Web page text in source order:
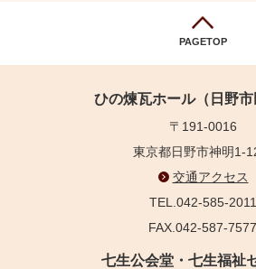
PAGETOP
ひの煉瓦ホール（日野市
〒191-0016
東京都日野市神明1-
交通アクセス
TEL.042-585-
FAX.042-587-7577
七生公会堂・七生福祉